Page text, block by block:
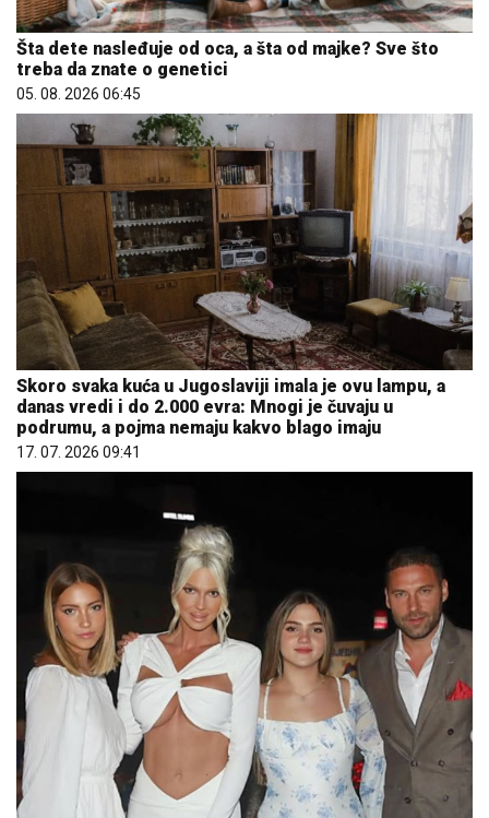
Šta dete nasleđuje od oca, a šta od majke? Sve što
treba da znate o genetici
05. 08. 2026 06:45
Skoro svaka kuća u Jugoslaviji imala je ovu lampu, a
danas vredi i do 2.000 evra: Mnogi je čuvaju u
podrumu, a pojma nemaju kakvo blago imaju
17. 07. 2026 09:41